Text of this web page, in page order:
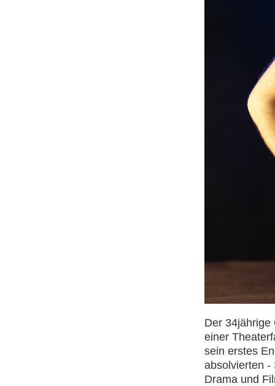
Der 34jährige
einer
sein erstes
absolvierten -
Drama und